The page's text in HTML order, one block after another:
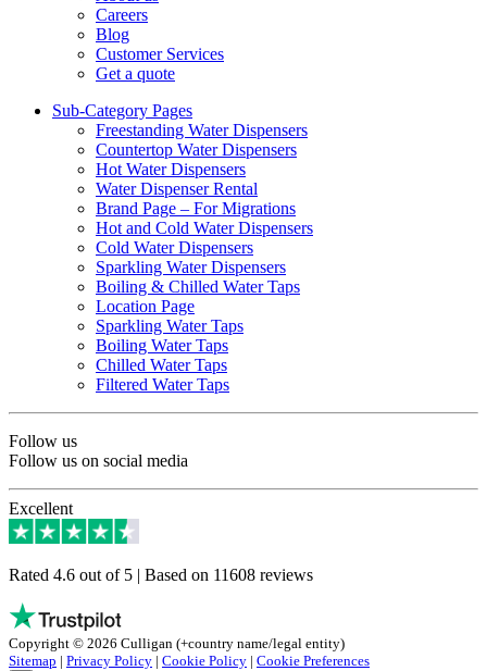
Careers
Blog
Customer Services
Get a quote
Sub-Category Pages
Freestanding Water Dispensers
Countertop Water Dispensers
Hot Water Dispensers
Water Dispenser Rental
Brand Page – For Migrations
Hot and Cold Water Dispensers
Cold Water Dispensers
Sparkling Water Dispensers
Boiling & Chilled Water Taps
Location Page
Sparkling Water Taps
Boiling Water Taps
Chilled Water Taps
Filtered Water Taps
Follow us
Follow us on social media
Excellent
Rated 4.6 out of 5 | Based on 11608 reviews
Copyright © 2026 Culligan (+country name/legal entity)
Sitemap | Privacy Policy | Cookie Policy | Cookie Preferences